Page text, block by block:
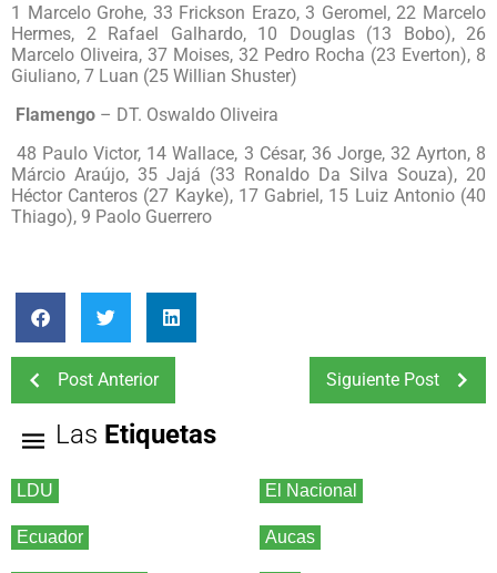
1 Marcelo Grohe, 33 Frickson Erazo, 3 Geromel, 22 Marcelo
Hermes, 2 Rafael Galhardo, 10 Douglas (13 Bobo), 26
Marcelo Oliveira, 37 Moises, 32 Pedro Rocha (23 Everton), 8
Giuliano, 7 Luan (25 Willian Shuster)
Flamengo – DT. Oswaldo Oliveira
48 Paulo Victor, 14 Wallace, 3 César, 36 Jorge, 32 Ayrton, 8
Márcio Araújo, 35 Jajá (33 Ronaldo Da Silva Souza), 20
Héctor Canteros (27 Kayke), 17 Gabriel, 15 Luiz Antonio (40
Thiago), 9 Paolo Guerrero
Post Anterior Siguiente Post
Las Etiquetas
LDU El Nacional
Ecuador Aucas